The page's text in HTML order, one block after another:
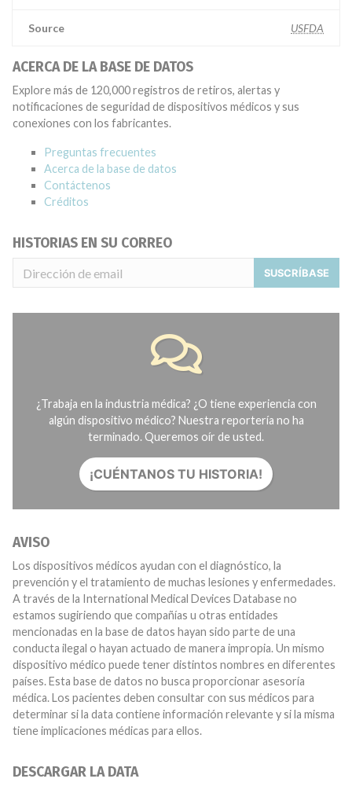
Source USFDA
ACERCA DE LA BASE DE DATOS
Explore más de 120,000 registros de retiros, alertas y
notificaciones de seguridad de dispositivos médicos y sus
conexiones con los fabricantes.
Preguntas frecuentes
Acerca de la base de datos
Contáctenos
Créditos
HISTORIAS EN SU CORREO
SUSCRÍBASE
¿Trabaja en la industria médica? ¿O tiene experiencia con
algún dispositivo médico? Nuestra reportería no ha
terminado. Queremos oír de usted.
¡CUÉNTANOS TU HISTORIA!
AVISO
Los dispositivos médicos ayudan con el diagnóstico, la
prevención y el tratamiento de muchas lesiones y enfermedades.
A través de la International Medical Devices Database no
estamos sugiriendo que compañías u otras entidades
mencionadas en la base de datos hayan sido parte de una
conducta ilegal o hayan actuado de manera impropia. Un mismo
dispositivo médico puede tener distintos nombres en diferentes
países. Esta base de datos no busca proporcionar asesoría
médica. Los pacientes deben consultar con sus médicos para
determinar si la data contiene información relevante y si la misma
tiene implicaciones médicas para ellos.
DESCARGAR LA DATA